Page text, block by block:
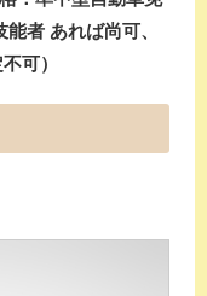
者 あれば尚可、
可）